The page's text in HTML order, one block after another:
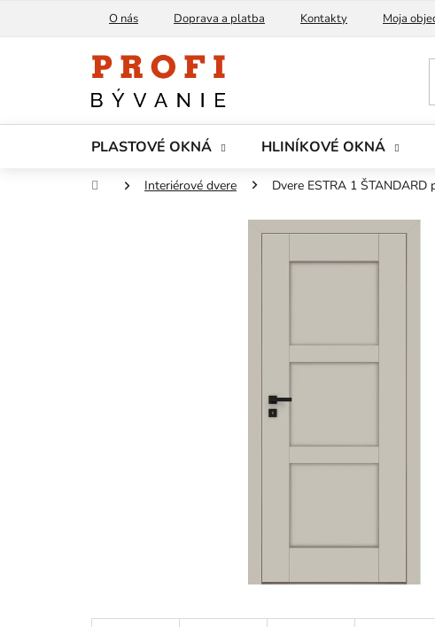
O nás Doprava a platba Kontakty Moja
PLASTOVÉ OKNÁ HLINÍKOVÉ OKNÁ
DomovInteriérové dvere Dvere ESTRA 1 ŠTANDARD